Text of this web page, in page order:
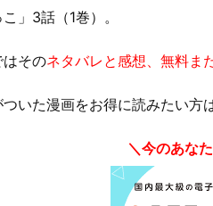
こ」3話（1巻）。
はそのネタバレと感想、無料ま
いた漫画をお得に読みたい方
＼今のあな